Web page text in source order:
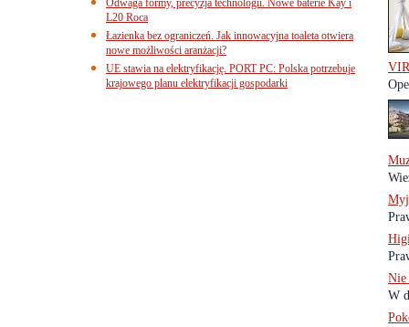
Nie
W
L20 Roca
Łazienka bez ograniczeń. Jak innowacyjna toaleta otwiera
nowe możliwości aranżacji?
UE stawia na elektryfikację. PORT PC: Polska potrzebuje
krajowego planu elektryfikacji gospodarki